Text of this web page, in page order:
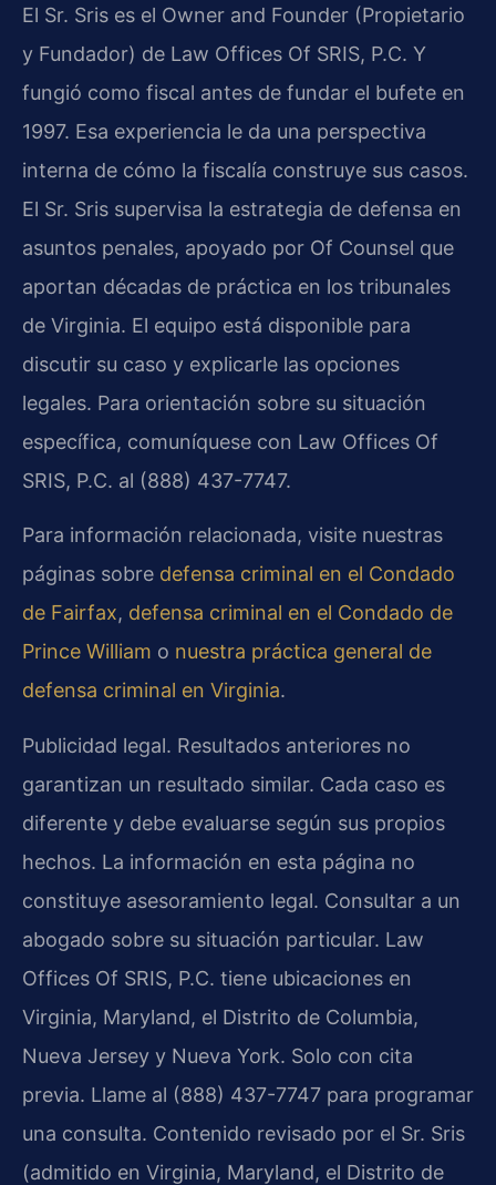
El Sr. Sris es el Owner and Founder (Propietario
y Fundador) de Law Offices Of SRIS, P.C. Y
fungió como fiscal antes de fundar el bufete en
1997. Esa experiencia le da una perspectiva
interna de cómo la fiscalía construye sus casos.
El Sr. Sris supervisa la estrategia de defensa en
asuntos penales, apoyado por Of Counsel que
aportan décadas de práctica en los tribunales
de Virginia. El equipo está disponible para
discutir su caso y explicarle las opciones
legales. Para orientación sobre su situación
específica, comuníquese con Law Offices Of
SRIS, P.C. al (888) 437-7747.
Para información relacionada, visite nuestras
páginas sobre defensa criminal en el Condado
de Fairfax, defensa criminal en el Condado de
Prince William o nuestra práctica general de
defensa criminal en Virginia.
Publicidad legal. Resultados anteriores no
garantizan un resultado similar. Cada caso es
diferente y debe evaluarse según sus propios
hechos. La información en esta página no
constituye asesoramiento legal. Consultar a un
abogado sobre su situación particular. Law
Offices Of SRIS, P.C. tiene ubicaciones en
Virginia, Maryland, el Distrito de Columbia,
Nueva Jersey y Nueva York. Solo con cita
previa. Llame al (888) 437-7747 para programar
una consulta. Contenido revisado por el Sr. Sris
(admitido en Virginia, Maryland, el Distrito de